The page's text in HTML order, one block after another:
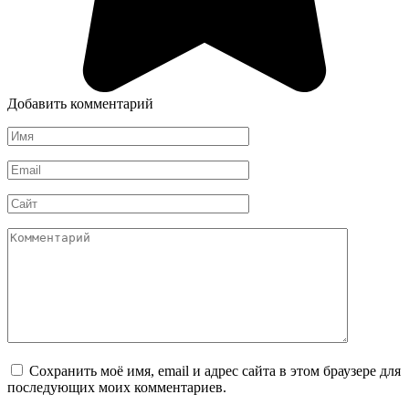
Добавить комментарий
Имя
*
Email
*
Сайт
Комментарий
Сохранить моё имя, email и адрес сайта в этом браузере для
последующих моих комментариев.